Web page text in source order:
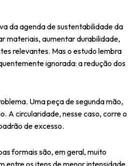
da agenda de sustentabilidade da
materiais, aumentar durabilidade,
relevantes. Mas o estudo lembra
ignorada: a redução dos
Uma peça de segunda mão,
A circularidade, nesse caso, corre o
de excesso.
formais são, em geral, muito
entre os itens de menor intensidade